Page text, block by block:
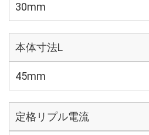
30mm
本体寸法L
45mm
定格リプル電流